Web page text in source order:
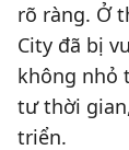
rõ ràng. Ở
City đã bị
không nhỏ
tư thời
triển.